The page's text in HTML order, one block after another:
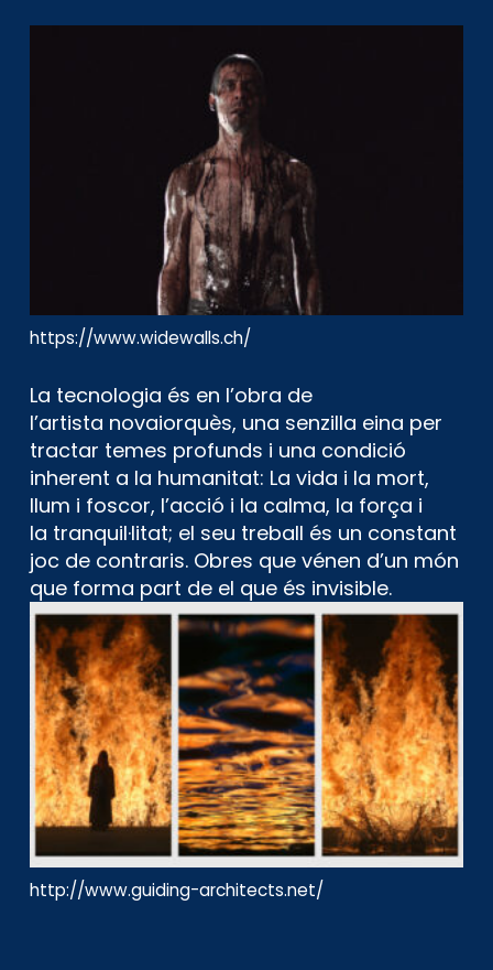
https://www.widewalls.ch/
La tecnologia és en l’obra de
l’artista novaiorquès, una senzilla eina per
tractar temes profunds i una condició
inherent a la humanitat: La vida i la mort,
llum i foscor, l’acció i la calma, la força i
la tranquil·litat; el seu treball és un constant
joc de contraris. Obres que vénen d’un món
que forma part de el que és invisible.
http://www.guiding-architects.net/